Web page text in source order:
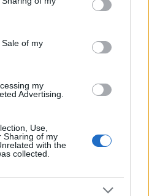
and its third-party tags to
purposes in below Google
of my
my
Advertising.
Use,
Sharing of my
with the
collected.
vs
Bodrumspor’un en tehlikeli
da uygun fiyatına
çıkış yakalayacak.
kesinlikle adından söz
Hoca’nın da takıma
bekliyorum Bodrumspor’dan.